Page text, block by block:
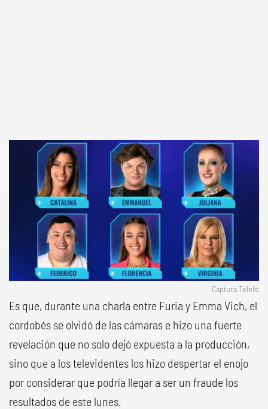
Captura Telefe
Es que, durante una charla entre Furia y Emma Vich, el
cordobés se olvidó de las cámaras e hizo una fuerte
revelación que no solo dejó expuesta a la producción,
sino que a los televidentes los hizo despertar el enojo
por considerar que podría llegar a ser un fraude los
resultados de este lunes.